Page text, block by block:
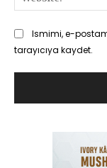
Ismimi, e-
tarayıcıya kaydet.